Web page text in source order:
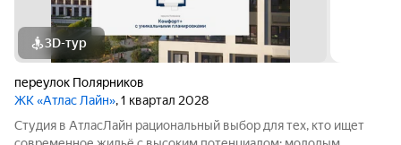
3D-тур
переулок Полярников
ЖК «Атлас Лайн», 1 квартал 2028
Студия в АтласЛайн рациональный выбор для тех, кто ищет